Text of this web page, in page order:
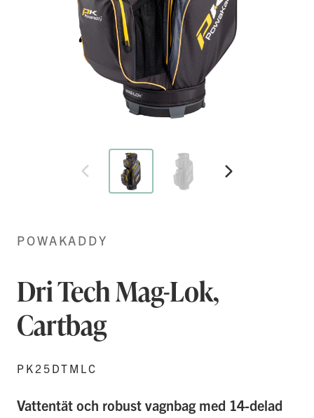
Dri Tech Mag-Lok,
Cartbag
POWAKADDY
PK25DTMLC
Vattentät och robust vagnbag med 14-delad
början
av